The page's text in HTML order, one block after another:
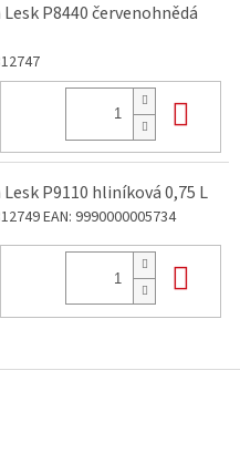
P8440 červenohnědá
P9110 hliníková 0,75 L
EAN: 9990000005734